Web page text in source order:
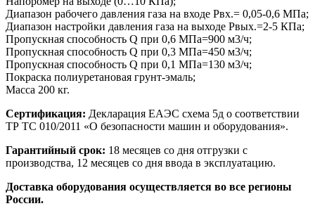
Диапазон рабочего давления газа на входе Рвх.= 0,05-0,6 МПа;
Диапазон настройки давления газа на выходе Рвых.=2-5 КПа;
Пропускная способность Q при 0,6 МПа=900 м3/ч;
Пропускная способность Q при 0,3 МПа=450 м3/ч;
Пропускная способность Q при 0,1 МПа=130 м3/ч;
Покраска полиуретановая грунт-эмаль;
Масса 200 кг.
Сертификация: Декларация ЕАЭС схема 5д о соответствии
ТР ТС 010/2011 «О безопасности машин и оборудования».
Гарантийный срок: 18 месяцев со дня отгрузки с
производства, 12 месяцев со дня ввода в эксплуатацию.
Доставка оборудования осуществляется во все регионы
России.